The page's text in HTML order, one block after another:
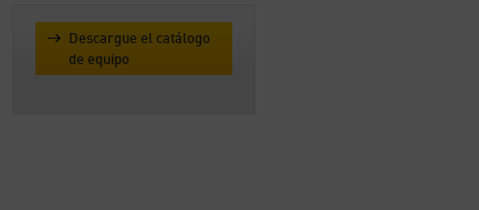
Descargue el catálogo
de equipo